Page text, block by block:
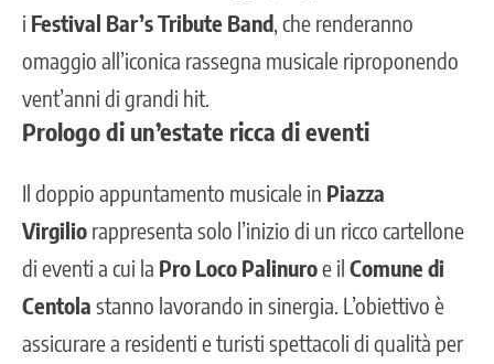
i Festival Bar’s Tribute Band , che renderanno
omaggio all’iconica rassegna musicale riproponendo
vent’anni di grandi hit.
Prologo di un’estate ricca di eventi
Il doppio appuntamento musicale in Piazza
Virgilio rappresenta solo l’inizio di un ricco cartellone
di eventi a cui la Pro Loco Palinuroe il Comune di
Centola stanno lavorando in sinergia. L’obiettivo è
assicurare a residenti e turisti spettacoli di qualità per